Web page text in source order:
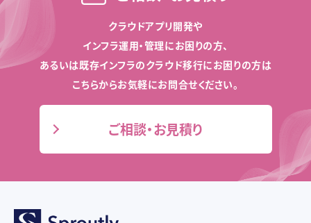
クラウドアプリ開発や
インフラ運用・管理にお困りの方、
あるいは既存インフラのクラウド移行にお困りの方は
こちらからお気軽にお問合せください。
ご相談・お見積り